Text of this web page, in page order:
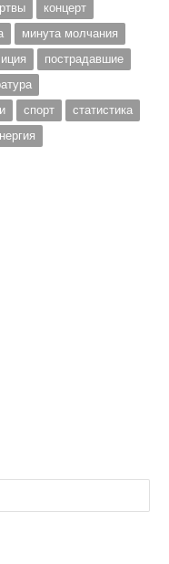
концерт
минута молчания
пострадавшие
спорт
статистика